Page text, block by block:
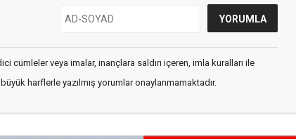
cümleler veya imalar, inançlara saldırı içeren, imla kuralları ile
harflerle yazılmış yorumlar onaylanmamaktadır.